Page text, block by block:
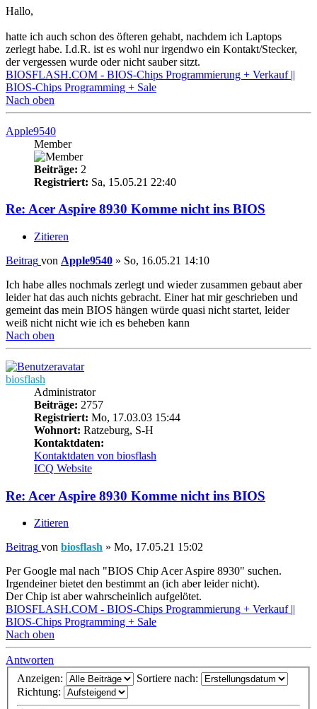
Hallo,
hatte ich auch schon des öfteren gehabt, nachdem ich Laptops
zerlegt habe. I.d.R. ist es wohl nur irgendwo ein Kontakt/Stecker,
der vergessen wurde oder nicht sauber sitzt.
BIOSFLASH.COM - BIOS-Chips Programmierung + Verkauf ||
BIOS-Chips Programming + Sale
Nach oben
Apple9540
Member
Beiträge: 2
Registriert: Sa, 15.05.21 22:40
Re: Acer Aspire 8930 Komme nicht ins BIOS
Zitieren
Beitrag von Apple9540 » So, 16.05.21 14:10
Ich habe alles nochmals zerlegt und wieder zusammen gebaut aber
leider hat das auch nichts gebracht. Einer hat mir geschrieben und
gemeint das mein BIOS hängen würde quasi nicht startet, leider
weiß nicht nicht wie ich es beheben kann
Nach oben
biosflash
Administrator
Beiträge: 2757
Registriert: Mo, 17.03.03 15:44
Wohnort: Ratzeburg, S-H
Kontaktdaten:
Kontaktdaten von biosflash
ICQ Website
Re: Acer Aspire 8930 Komme nicht ins BIOS
Zitieren
Beitrag von biosflash » Mo, 17.05.21 15:02
Per Google mal nach "BIOS Chip Acer Aspire 8930" suchen.
Irgendeiner bietet den bestimmt an (ich aber leider nicht).
Der Chip ist aber wahrscheinlich aufgelötet.
BIOSFLASH.COM - BIOS-Chips Programmierung + Verkauf ||
BIOS-Chips Programming + Sale
Nach oben
Antworten
Anzeigen:
Sortiere nach:
Richtung: